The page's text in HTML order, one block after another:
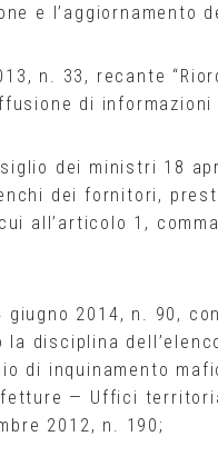
e l’aggiornamento
n. 33, recante
di
dei ministri 18
dei fornitori,
all’articolo 1,
2014, n. 90,
la disciplina
di inquinamento
— Uffici
2012, n. 190;